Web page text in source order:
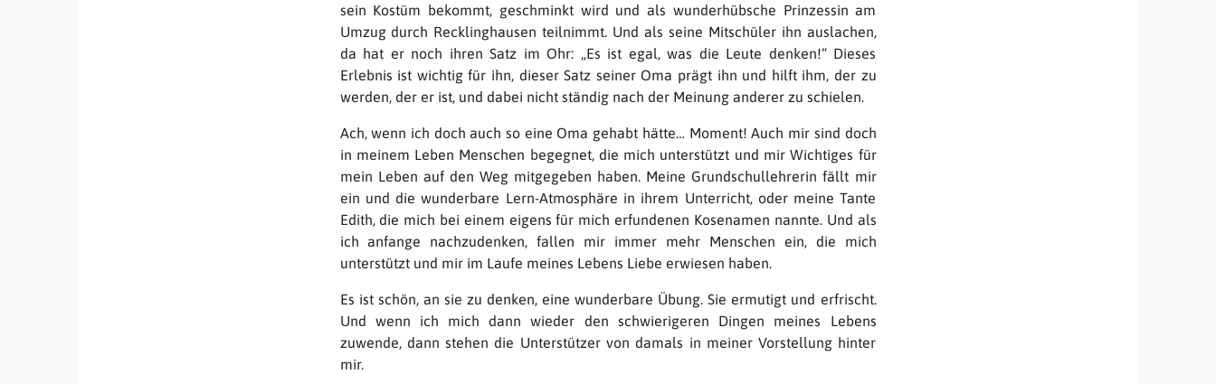
sein Kostüm bekommt, geschminkt wird und als wunderhübsche Prinzessin am
Umzug durch Recklinghausen teilnimmt. Und als seine Mitschüler ihn auslachen,
da hat er noch ihren Satz im Ohr: „Es ist egal, was die Leute denken!“ Dieses
Erlebnis ist wichtig für ihn, dieser Satz seiner Oma prägt ihn und hilft ihm, der zu
werden, der er ist, und dabei nicht ständig nach der Meinung anderer zu schielen.
Ach, wenn ich doch auch so eine Oma gehabt hätte… Moment! Auch mir sind doch
in meinem Leben Menschen begegnet, die mich unterstützt und mir Wichtiges für
mein Leben auf den Weg mitgegeben haben. Meine Grundschullehrerin fällt mir
ein und die wunderbare Lern-Atmosphäre in ihrem Unterricht, oder meine Tante
Edith, die mich bei einem eigens für mich erfundenen Kosenamen nannte. Und als
ich anfange nachzudenken, fallen mir immer mehr Menschen ein, die mich
unterstützt und mir im Laufe meines Lebens Liebe erwiesen haben.
Es ist schön, an sie zu denken, eine wunderbare Übung. Sie ermutigt und erfrischt.
Und wenn ich mich dann wieder den schwierigeren Dingen meines Lebens
zuwende, dann stehen die Unterstützer von damals in meiner Vorstellung hinter
mir.